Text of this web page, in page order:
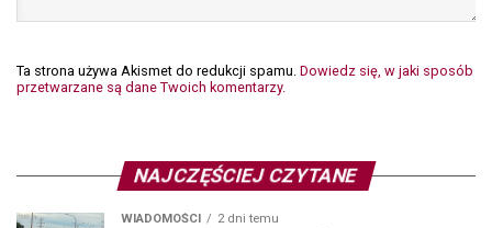
Ta strona używa Akismet do redukcji spamu. Dowiedz się, w jaki sposób
przetwarzane są dane Twoich komentarzy.
NAJCZĘŚCIEJ CZYTANE
WIADOMOŚCI 2 dni temu